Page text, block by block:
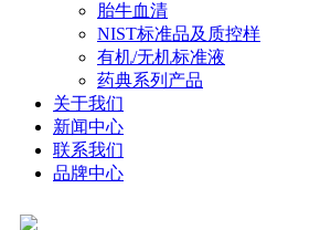
胎牛血清
NIST标准品及质控样
有机/无机标准液
药典系列产品
关于我们
新闻中心
联系我们
品牌中心